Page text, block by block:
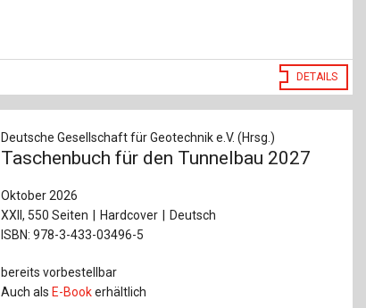
DETAILS
Deutsche Gesellschaft für Geotechnik e.V. (Hrsg.)
Taschenbuch für den Tunnelbau 2027
Oktober 2026
XXII, 550 Seiten
Hardcover
Deutsch
ISBN: 978-3-433-03496-5
bereits vorbestellbar
Auch als E-Bookerhältlich